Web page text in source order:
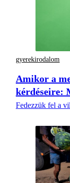
gyerekirodalom
Amikor a
kérdéseire:
Fedezzük fel a